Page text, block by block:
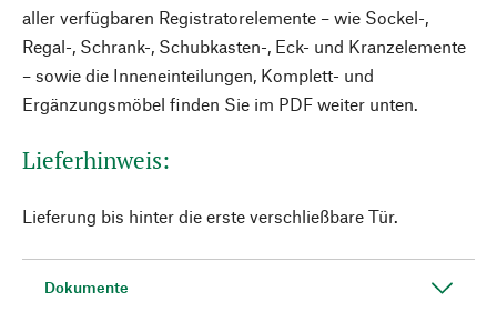
aller verfügbaren Registratorelemente – wie Sockel-,
Regal-, Schrank-, Schubkasten-, Eck- und Kranzelemente
– sowie die Inneneinteilungen, Komplett- und
Ergänzungsmöbel finden Sie im PDF weiter unten.
Lieferhinweis:
Lieferung bis hinter die erste verschließbare Tür.
Dokumente